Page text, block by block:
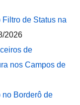
Filtro de Status na
2026
de
nos Campos de
no Borderô de